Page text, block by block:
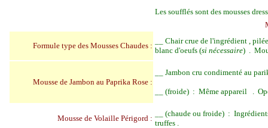
Les soufflés sont des mousses
Formule type des Mousses Chaudes :
Chair crue de l'ingrédient ,
blanc d'oeufs (si nécessaire) .
Mousse de Jambon au Paprika Rose :
Jambon cru condimenté au
__ (froide) : Même appareil .
Mousse de Volaille Périgord :
(chaude ou froide) :
truffes .